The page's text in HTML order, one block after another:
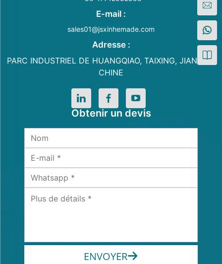
E-mail :
sales01@jsxinhemade.com
Adresse :
PARC INDUSTRIEL DE HUANGQIAO, TAIXING, JIANGSU,
CHINE
Obtenir un devis
ENVOYER